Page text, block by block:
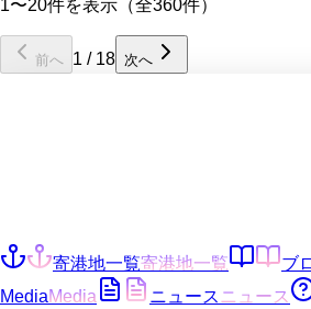
1〜20件を表示（全360件）
前へ 1 / 18 次へ
寄港地一覧寄港地一覧 ブ
MediaMedia ニュース ニュース